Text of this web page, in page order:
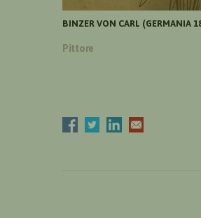
BINZER VON CARL (GERMANIA
Pittore